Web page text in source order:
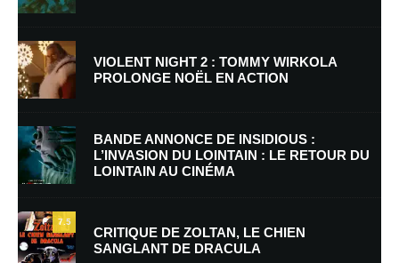
Nom*
E-mail* Site web
Enregistrer mon nom, mon e-mail et mon site dans le navigateur pour
VIOLENT NIGHT 2 : TOMMY WIRKOLA
PROLONGE NOËL EN ACTION
BANDE ANNONCE DE INSIDIOUS :
L’INVASION DU LOINTAIN : LE RETOUR DU
LOINTAIN AU CINÉMA
7.5
CRITIQUE DE ZOLTAN, LE CHIEN
SANGLANT DE DRACULA